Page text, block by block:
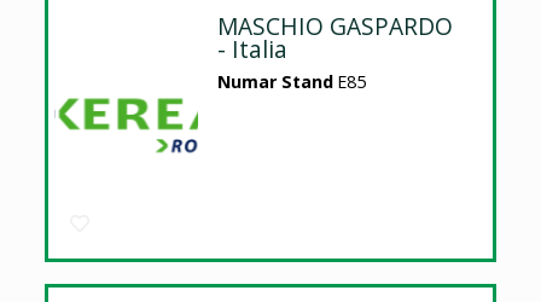
MASCHIO GASPARDO
- Italia
Numar Stand E85